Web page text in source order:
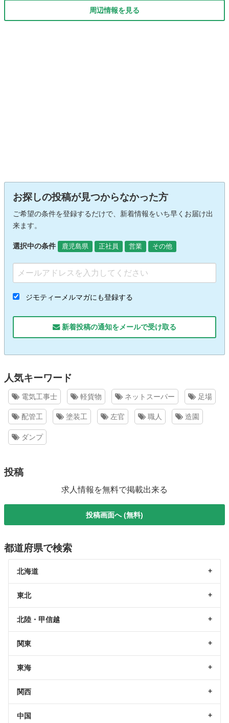
周辺情報を見る
お探しの投稿が見つからなかった方
ご希望の条件を登録するだけで、新着情報をいち早くお届け出
来ます。
選択中の条件 鹿児島県 正社員 営業 その他
ジモティーメルマガにも登録する
新着投稿の通知をメールで受け取る
人気キーワード
電気工事士 軽貨物 ネットスーパー 足場
配管工 塗装工 左官 職人 造園
ダンプ
投稿
求人情報を無料で掲載出来る
投稿画面へ (無料)
都道府県で検索
北海道
東北
北陸・甲信越
関東
東海
関西
中国